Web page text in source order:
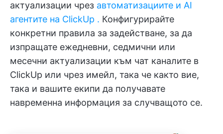
актуализации чрез автоматизациите и AI
агентите на ClickUp . Конфигурирайте
конкретни правила за задействане, за да
изпращате ежедневни, седмични или
месечни актуализации към чат каналите в
ClickUp или чрез имейл, така че както вие,
така и вашите екипи да получавате
навременна информация за случващото се.